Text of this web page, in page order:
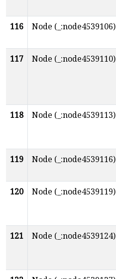
116
Node (_:node4539106)
117
Node (_:node4539110)
118 Node (_:node4539113)
119 Node (_:node4539116)
120
Node (_:node4539119)
121 Node (_:node4539124)